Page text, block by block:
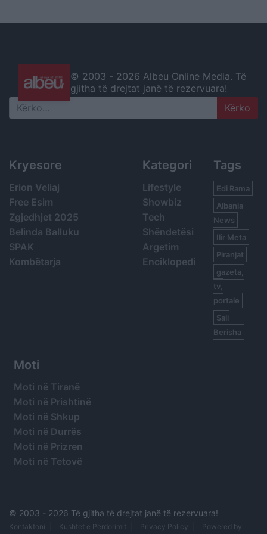
© 2003 - 2026 Albeu Online Media. Të
gjitha të drejtat janë të rezervuara!
Search
Kryesore
Erion Veliaj
Free Esim
Zgjedhjet 2025
Belinda Balluku
SPAK
Kombëtarja
Kategori
Lifestyle
Showbiz
Tech
Shëndetësi
Argetim
Enciklopedi
Tags
Edi Rama
Albania
News
Ilir Meta
Piranjat
gazeta,
tv,
portale
Sali
Berisha
Moti
Moti në Tiranë
Moti në Prishtinë
Moti në Shkup
Moti në Durrës
Moti në Prizren
Moti në Tetovë
© 2003 - 2026 Të gjitha të drejtat janë të rezervuara!
Kontaktoni Kushtet e Përdorimit Privacy Policy Powered by: